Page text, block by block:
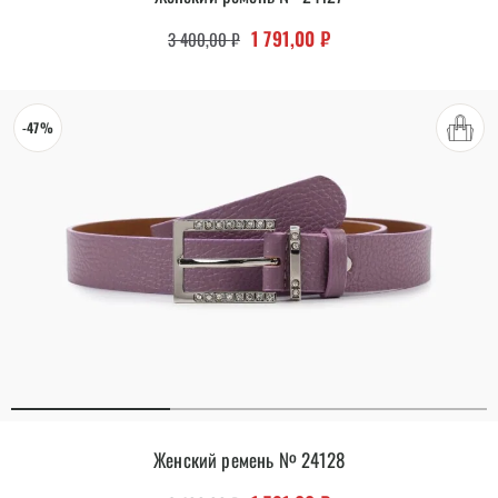
3 400,00₽ Первоначальная цена
1 791,00 ₽Текущая цена: 1
-47%
Женский ремень № 24128